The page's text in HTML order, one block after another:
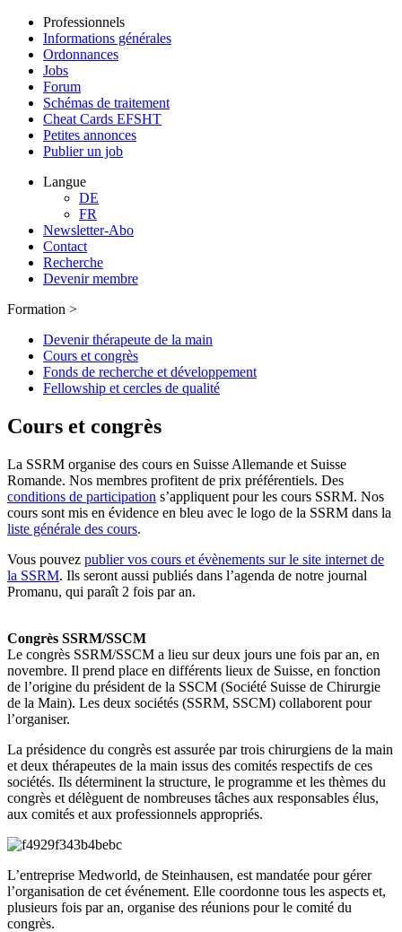
Professionnels
Informations générales
Ordonnances
Jobs
Forum
Schémas de traitement
Cheat Cards EFSHT
Petites annonces
Publier un job
Langue
DE
FR
Newsletter-Abo
Contact
Recherche
Devenir membre
Formation >
Devenir thérapeute de la main
Cours et congrès
Fonds de recherche et développement
Fellowship et cercles de qualité
Cours et congrès
La SSRM organise des cours en Suisse Allemande et Suisse
Romande. Nos membres profitent de prix préférentiels. Des
conditions de participation s’appliquent pour les cours SSRM. Nos
cours sont mis en évidence en bleu avec le logo de la SSRM dans la
liste générale des cours.
Vous pouvez publier vos cours et évènements sur le site internet de
la SSRM. Ils seront aussi publiés dans l’agenda de notre journal
Promanu, qui paraît 2 fois par an.
Congrès SSRM/SSCM
Le congrès SSRM/SSCM a lieu sur deux jours une fois par an, en
novembre. Il prend place en différents lieux de Suisse, en fonction
de l’origine du président de la SSCM (Société Suisse de Chirurgie
de la Main). Les deux sociétés (SSRM, SSCM) collaborent pour
l’organiser.
La présidence du congrès est assurée par trois chirurgiens de la main
et deux thérapeutes de la main issus des comités respectifs de ces
sociétés. Ils déterminent la structure, le programme et les thèmes du
congrès et délèguent de nombreuses tâches aux responsables élus,
aux comités et aux professionnels appropriés.
L’entreprise Medworld, de Steinhausen, est mandatée pour gérer
l’organisation de cet événement. Elle coordonne tous les aspects et,
plusieurs fois par an, organise des réunions pour le comité du
congrès.